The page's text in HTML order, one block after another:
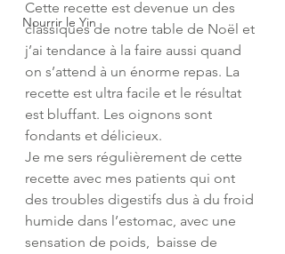
Nourrir le Yin
Cette recette est devenue un des
classiques de notre table de Noël et
j’ai tendance à la faire aussi quand
on s’attend à un énorme repas. La
recette est ultra facile et le résultat
est bluffant. Les oignons sont
fondants et délicieux.
Je me sers régulièrement de cette
recette avec mes patients qui ont
des troubles digestifs dus à du froid
humide dans l’estomac, avec une
sensation de poids,  baisse de